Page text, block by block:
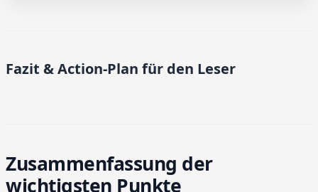
Fazit & Action-Plan für den Leser
Zusammenfassung der
wichtigsten Punkte